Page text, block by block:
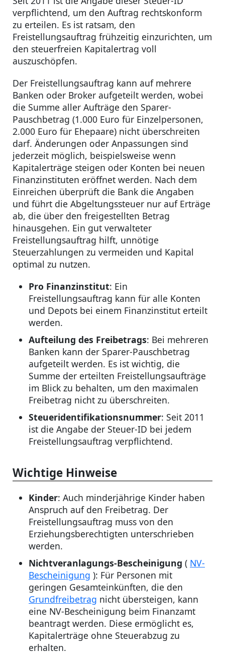
verpflichtend, um den Auftrag rechtskonform
zu erteilen. Es ist ratsam, den
Freistellungsauftrag frühzeitig einzurichten, um
den steuerfreien Kapitalertrag voll
auszuschöpfen.
Der Freistellungsauftrag kann auf mehrere
Banken oder Broker aufgeteilt werden, wobei
die Summe aller Aufträge den Sparer-
Pauschbetrag (1.000 Euro für Einzelpersonen,
2.000 Euro für Ehepaare) nicht überschreiten
darf. Änderungen oder Anpassungen sind
jederzeit möglich, beispielsweise wenn
Kapitalerträge steigen oder Konten bei neuen
Finanzinstituten eröffnet werden. Nach dem
Einreichen überprüft die Bank die Angaben
und führt die Abgeltungssteuer nur auf Erträge
ab, die über den freigestellten Betrag
hinausgehen. Ein gut verwalteter
Freistellungsauftrag hilft, unnötige
Steuerzahlungen zu vermeiden und Kapital
optimal zu nutzen.
Pro Finanzinstitut: Ein
Freistellungsauftrag kann für alle Konten
und Depots bei einem Finanzinstitut erteilt
werden.
Aufteilung des Freibetrags: Bei mehreren
Banken kann der Sparer-Pauschbetrag
aufgeteilt werden. Es ist wichtig, die
Summe der erteilten Freistellungsaufträge
im Blick zu behalten, um den maximalen
Freibetrag nicht zu überschreiten.
Steueridentifikationsnummer: Seit 2011
ist die Angabe der Steuer-ID bei jedem
Freistellungsauftrag verpflichtend.
Wichtige Hinweise
Kinder: Auch minderjährige Kinder haben
Anspruch auf den Freibetrag. Der
Freistellungsauftrag muss von den
Erziehungsberechtigten unterschrieben
werden.
Nichtveranlagungs-Bescheinigung ( NV-
Bescheinigung ): Für Personen mit
geringen Gesamteinkünften, die den
Grundfreibetrag nicht übersteigen, kann
eine NV-Bescheinigung beim Finanzamt
beantragt werden. Diese ermöglicht es,
Kapitalerträge ohne Steuerabzug zu
erhalten.